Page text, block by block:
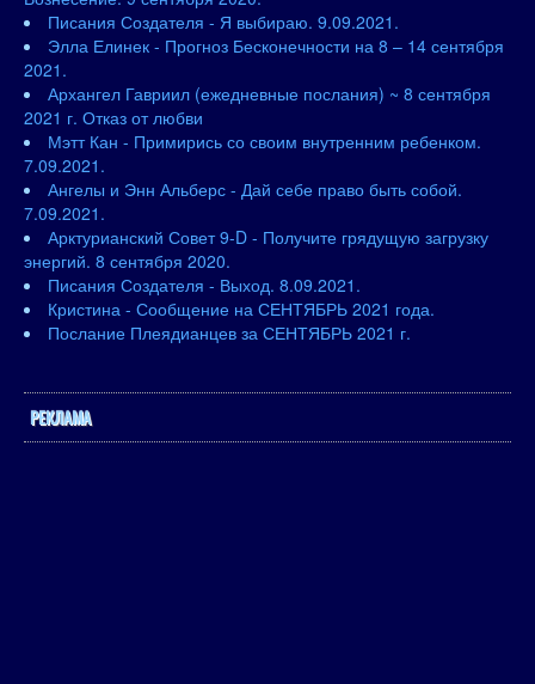
Писания Создателя - Я выбираю. 9.09.2021.
Элла Елинек - Прогноз Бесконечности на 8 – 14 сентября
2021.
Архангел Гавриил (ежедневные послания) ~ 8 сентября
2021 г. Отказ от любви
Мэтт Кан - Примирись со своим внутренним ребенком.
7.09.2021.
Ангелы и Энн Альберс - Дай себе право быть собой.
7.09.2021.
Арктурианский Совет 9-D - Получите грядущую загрузку
энергий. 8 сентября 2020.
Писания Создателя - Выход. 8.09.2021.
Кристина - Сообщение на СЕНТЯБРЬ 2021 года.
Послание Плеядианцев за СЕНТЯБРЬ 2021 г.
РЕКЛАМА